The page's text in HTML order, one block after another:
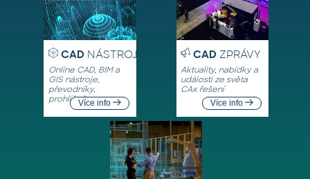
CADNÁSTROJE
Online CAD, BIM a
GIS nástroje,
převodníky,
prohlížečeVíce info
CADZPRÁVY
Aktuality, nabídky a
události ze světa
CAx řešení
Více info